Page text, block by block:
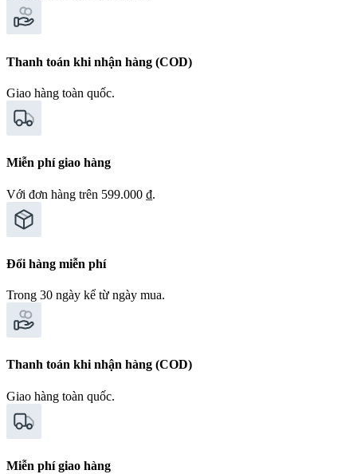
Thanh toán khi nhận hàng (COD)
Giao hàng toàn quốc.
Miễn phí giao hàng
Với đơn hàng trên 599.000 ₫.
Đổi hàng miễn phí
Trong 30 ngày kể từ ngày mua.
Thanh toán khi nhận hàng (COD)
Giao hàng toàn quốc.
Miễn phí giao hàng